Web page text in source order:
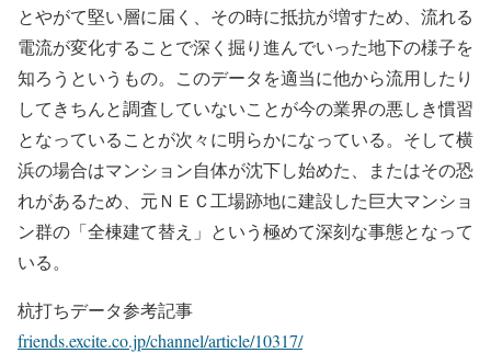
とやがて堅い層に届く、その時に抵抗が増すため、流れる
電流が変化することで深く掘り進んでいった地下の様子を
知ろうというもの。このデータを適当に他から流用したり
してきちんと調査していないことが今の業界の悪しき慣習
となっていることが次々に明らかになっている。そして横
浜の場合はマンション自体が沈下し始めた、またはその恐
れがあるため、元ＮＥＣ工場跡地に建設した巨大マンショ
ン群の「全棟建て替え」という極めて深刻な事態となって
いる。
杭打ちデータ参考記事
friends.excite.co.jp/channel/article/10317/